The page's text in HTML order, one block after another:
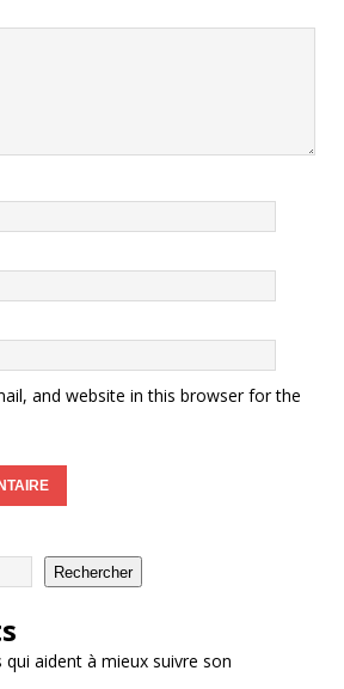
and website in this browser for the
Rechercher
aident à mieux suivre son